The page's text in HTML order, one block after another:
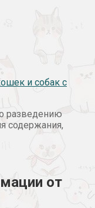
и собак с
разведению
содержания,
от